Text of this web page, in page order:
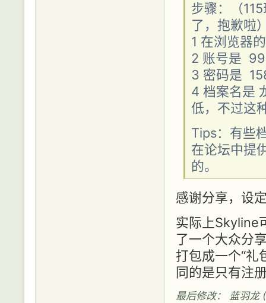
步骤：（
了，抱歉啦
1 在浏览器
2 账号是
3 密码是
4 档案名是
低，不过这
Tips：有些
在论坛中提
的。
感谢分享，设
实际上Skyline
了一个大众分
打包成一个“礼
同的是只有注
最后修改： 蓝羽